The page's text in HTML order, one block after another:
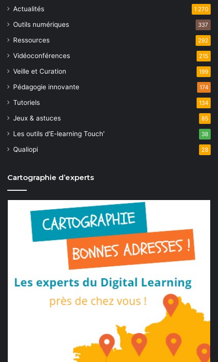
Actualités 1 270
Outils numériques 337
Ressources 292
Vidéoconférences 215
Veille et Curation 199
Pédagogie innovante 174
Tutoriels 134
Jeux & astuces 85
Les outils d'E-learning Touch' 38
Qualiopi 28
Cartographie d’experts